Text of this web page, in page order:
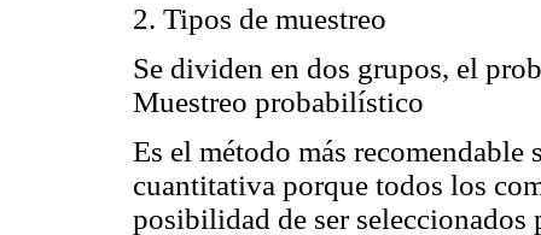
2. Tipos de muestreo
Se dividen en dos grupos, el
Muestreo probabilístico
Es el método más
cuantitativa porque todos los
posibilidad de ser seleccionados